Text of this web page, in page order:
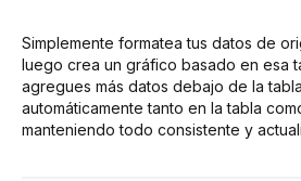
Simplemente formatea tus datos de
luego crea un gráfico basado en esa
agregues más datos debajo de la
automáticamente tanto en la tabla
manteniendo todo consistente y